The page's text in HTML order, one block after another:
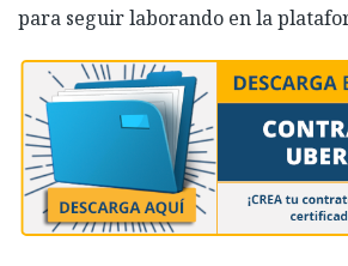
para seguir laborando en la